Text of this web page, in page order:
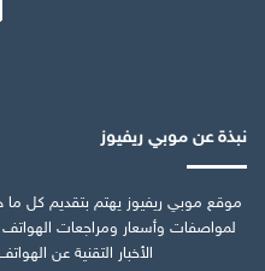
نبذة عن موبي ريفيوز
موقع موبي ريفيوز يهتم بتقديم كل
لمواصفات وأسعار ومراجعات
الأخبار التقنية عن